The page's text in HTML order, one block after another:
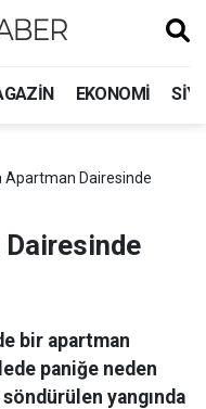
EKONOMI
Apartman Dairesinde
Dairesinde
bir apartman
paniğe neden
yangında